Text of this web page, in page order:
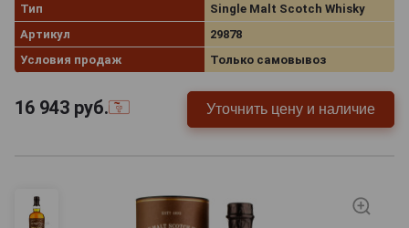
Тип
Single Malt Scotch Whisky
Артикул
29878
Условия продаж
Только самовывоз
16 943 руб. Уточнить цену и наличие